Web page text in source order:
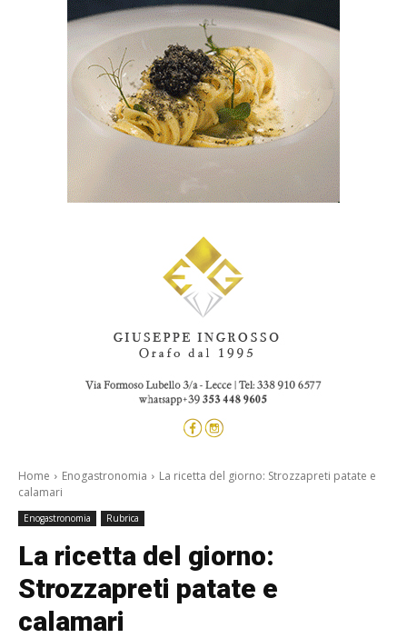
Home Enogastronomia
La ricetta del giorno: Strozzapreti patate e
calamari
Enogastronomia Rubrica
La ricetta del giorno:
Strozzapreti patate e
calamari